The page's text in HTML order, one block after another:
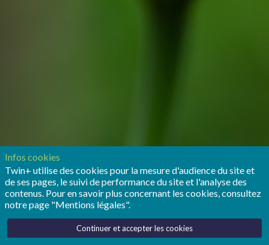
Infos cookies
Twin+ utilise des cookies pour la mesure d'audience du site et
de ses pages, le suivi de performance du site et l'analyse des
contenus. Pour en savoir plus concernant les cookies, consultez
notre page "Mentions légales".
Continuer et accepter les cookies